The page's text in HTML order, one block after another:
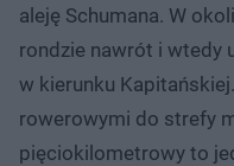
aleję Schumana. W
rondzie nawrót i wtedy
w kierunku
rowerowymi do strefy
pięciokilometrowy to